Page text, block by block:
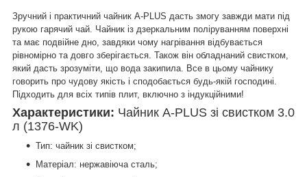
Зручний і практичний чайник A-PLUS дасть змогу завжди мати під
рукою гарячий чай. Чайник із дзеркальним поліруванням поверхні
та має подвійне дно, завдяки чому нагрівання відбувається
рівномірно та довго зберігається. Також він обладнаний свистком,
який дасть зрозуміти, що вода закипила. Все в цьому чайнику
говорить про чудову якість і сподобається будь-якій господині.
Підходить для всіх типів плит, включно з індукційними!
Характеристики: Чайник A-PLUS зі свистком 3.0
л (1376-WK)
Тип: чайник зі свистком;
Матеріал: нержавіюча сталь;